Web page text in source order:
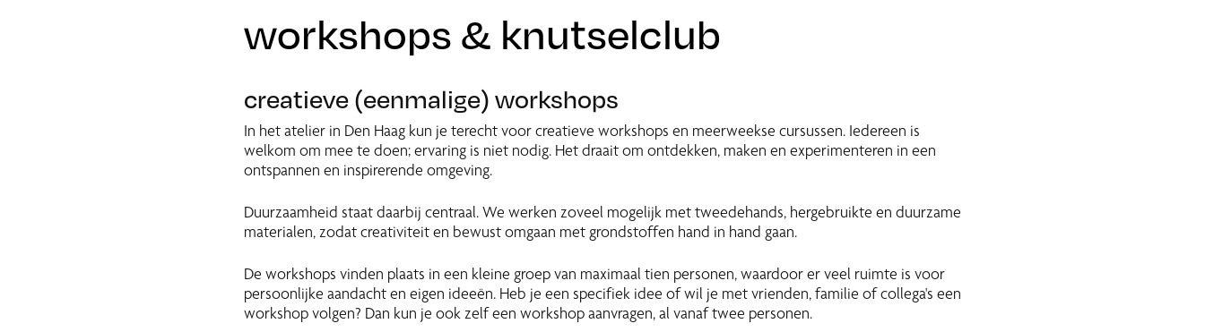
workshops & knutselclub
creatieve (eenmalige) workshops
In het atelier in Den Haag kun je terecht voor creatieve workshops en meerweekse cursussen. Iedereen is
welkom om mee te doen; ervaring is niet nodig. Het draait om ontdekken, maken en experimenteren in een
ontspannen en inspirerende omgeving.
Duurzaamheid staat daarbij centraal. We werken zoveel mogelijk met tweedehands, hergebruikte en duurzame
materialen, zodat creativiteit en bewust omgaan met grondstoffen hand in hand gaan.
De workshops vinden plaats in een kleine groep van maximaal tien personen, waardoor er veel ruimte is voor
persoonlijke aandacht en eigen ideeën. Heb je een specifiek idee of wil je met vrienden, familie of collega's een
workshop volgen? Dan kun je ook zelf een workshop aanvragen, al vanaf twee personen.